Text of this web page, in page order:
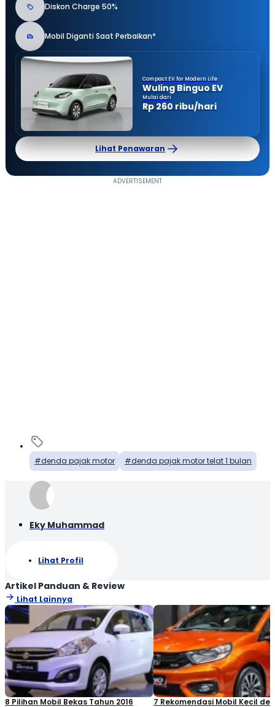
Diskon Charge 50%
Mobil Diganti Saat Perbaikan*
Compact EV for Modern Life
Wuling Binguo EV
Mulai dari
Rp 260 ribu/hari
Lihat Penawaran
denda pajak motor denda pajak motor telat 1 bulan
Eky Muhammad
Lihat Profil
Artikel Panduan & Review
Lihat Lainnya
8 Pilihan Mobil Bekas Tahun 2016
7 Rekomendasi Mobil Kecil